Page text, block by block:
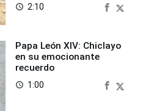
access_time 2:10
Papa León XIV: Chiclayo
en su emocionante
recuerdo
access_time 1:00